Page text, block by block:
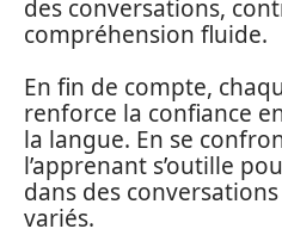
des conversations,
compréhension fluide.
En fin de compte,
renforce la confiance
la langue. En se
l’apprenant s’outille
dans des
variés.